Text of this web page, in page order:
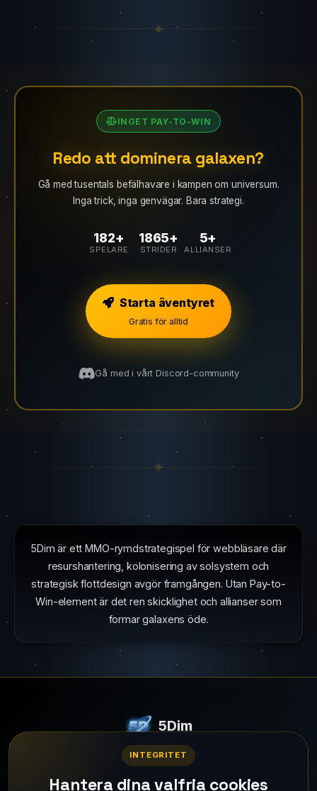
INGET PAY-TO-WIN
Redo att dominera galaxen?
Inga trick, inga genvägar. Bara strategi.
182+
SPELARE
1865+ 5+
ALLIANSER
5Dim är ett MMO-rymdstrategispel för webbläsare där
resurshantering, kolonisering av solsystem och
strategisk flottdesign avgör framgången. Utan Pay-to-
formar galaxens öde.
5Dim
INTEGRITET
Hantera dina valfria cookies